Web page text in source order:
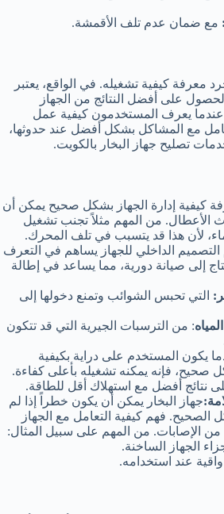
مع ضمان عدم تلف الأقمشة.
معرفة كيفية تشغيله. في الواقع، يعتبر
على أفضل النتائج من الجهاز
يعرف المستخدمون كيفية عمل
مع المشاكل بشكل أفضل عند حدوثها،
تصليح جهاز البخار بالكويت.
كيفية إدارة الجهاز بشكل صحيح يمكن أن
من المهم مثلاً تجنب تشغيل
لأن هذا قد يتسبب في تلف المحرك.
الداخلي للجهاز يساهم في التعرف
إلى صيانة دورية، مما يساعد في إطالة
التي تحبس الشوائب وتمنع دخولها إلى
: من الترسبات الجيرية التي قد تتكون
يكون المستخدم على دراية بكيفية
صحيح، فإنه يمكنه تشغيله بأعلى كفاءة.
نتائج أفضل مع استهلاك أقل للطاقة.
جهاز البخار يمكن أن يكون خطراً إذا لم
الصحيح. فهم كيفية التعامل مع الجهاز
من الإصابات. من المهم على سبيل المثال:
الجهاز الساخنة.
واقية عند استخدامه.